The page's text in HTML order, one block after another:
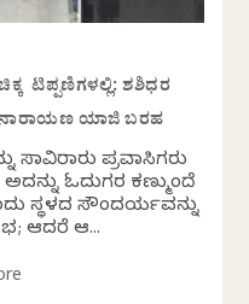
ಟಿಪ್ಪಣಿಗಳಲ್ಲಿ: ಶಶಿಧರ
ನಾರಾಯಣ ಯಾಜಿ ಬರಹ
ಪ್ರವಾಸಿಗರು
ಓದುಗರ ಕಣ್ಮುಂದೆ
ಸ್ಥಳದ ಸೌಂದರ್ಯವನ್ನು
ಆದರೆ ಆ...